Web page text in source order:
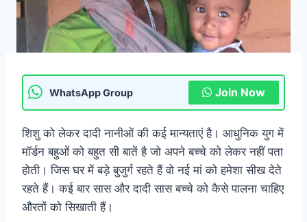
WhatsApp Group Join Now
शिशु को लेकर दादी नानीओं की कई मान्यताएं है। आधुनिक युग में
मॉर्डन बहुओं को बहुत सी बातें है जो अपने बच्चे को लेकर नहीं पता
होती। जिस घर में बड़े बुजुर्ग रहते हैं वो नई मां को हमेशा सीख देते
रहते हैं। कई बार सास और दादी सास बच्चे को कैसे पालना चाहिए
औरतों को सिखाती हैं।